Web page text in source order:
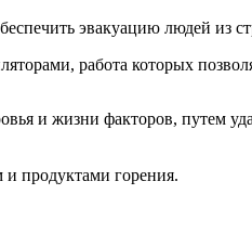
эвакуацию людей из
работа которых
и жизни факторов, путем
и продуктами горения.